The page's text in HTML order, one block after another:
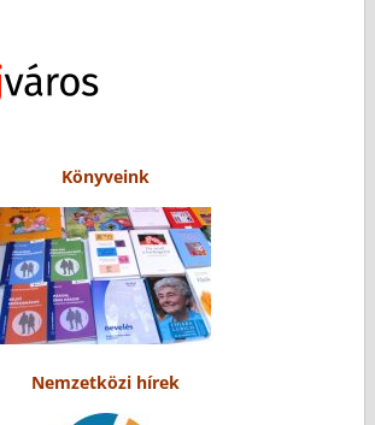
Könyveink
Nemzetközi hírek